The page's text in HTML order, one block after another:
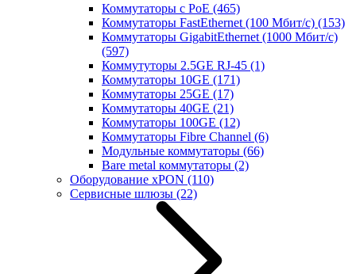
Коммутаторы с PoE (465)
Коммутаторы FastEthernet (100 Мбит/с) (153)
Коммутаторы GigabitEthernet (1000 Мбит/с)
(597)
Коммутуторы 2.5GE RJ-45 (1)
Коммутаторы 10GE (171)
Коммутаторы 25GE (17)
Коммутаторы 40GE (21)
Коммутаторы 100GE (12)
Коммутаторы Fibre Channel (6)
Модульные коммутаторы (66)
Bare metal коммутаторы (2)
Оборудование xPON (110)
Сервисные шлюзы (22)